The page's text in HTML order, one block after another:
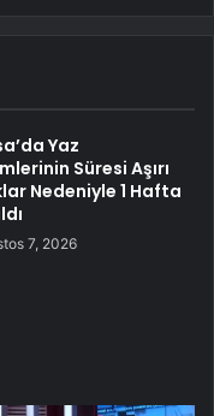
Yaz
Süresi Aşırı
Nedeniyle 1 Hafta
7, 2026